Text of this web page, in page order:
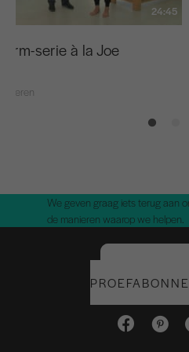
24:45
serie à la Joe
leren
We geven graag iets terug aan
de manieren waarop we helpen.